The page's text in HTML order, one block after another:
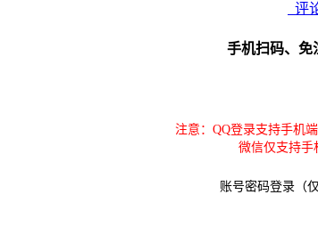
评
手机扫码、免
注意：QQ登录支持手机
微信仅支持手
账号密码登录（